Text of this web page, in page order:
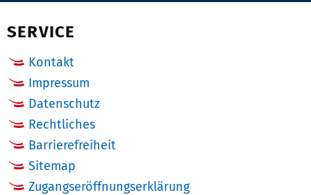
SERVICE
Kontakt
Impressum
Datenschutz
Rechtliches
Barrierefreiheit
Sitemap
Zugangseröffnungserklärung